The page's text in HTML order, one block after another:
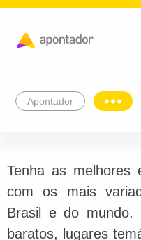
Apontador
Tenha as melhores
com os mais
Brasil e do mundo.
baratos, lugares